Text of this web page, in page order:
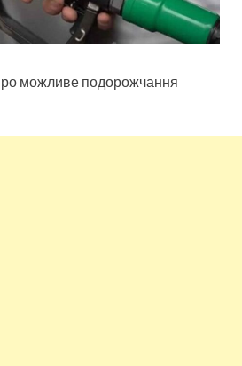
можливе подорожчання